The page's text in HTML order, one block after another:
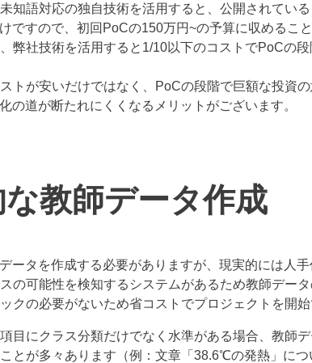
知語対応の独自技術を活用すると、公開されてい
ですので、初回PoCの150万円~の予算に収めるこ
、弊社技術を活用すると1/10以下のコストでPoCの
トが安いだけではなく、PoCの段階で巨額な投資
の道が断たれにくくなるメリットがございます。
教師データ作成
ータを作成する必要がありますが、現実的には人手
の可能性を検知するシステムがあるため教師デー
クの必要がないため省コストでプロジェクトを開始
目にクラス分類だけでなく水準がある場合、教師
とが多々あります（例：文章「38.6℃の発熱」に